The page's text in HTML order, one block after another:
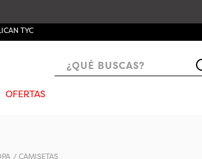
TYC
¿QUÉ BUSCAS?
OFERTAS
CAMISETAS